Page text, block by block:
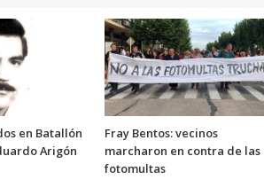
en Batallón
Arigón
Fray Bentos: vecinos
marcharon en contra de las
fotomultas